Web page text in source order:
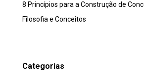
8 Princípios para a Construção de
Filosofia e Conceitos
Categorias